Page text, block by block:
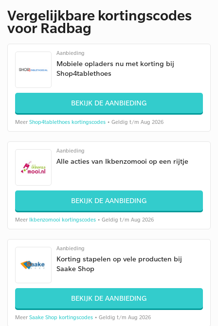
Vergelijkbare kortingscodes
voor Radbag
Aanbieding
Mobiele opladers nu met korting bij
Shop4tablethoes
BEKIJK DE AANBIEDING
Meer Shop4tablethoes kortingscodes • Geldig t/m Aug 2026
Aanbieding
Alle acties van Ikbenzomooi op een rijtje
BEKIJK DE AANBIEDING
Meer Ikbenzomooi kortingscodes • Geldig t/m Aug 2026
Aanbieding
Korting stapelen op vele producten bij
Saake Shop
BEKIJK DE AANBIEDING
Meer Saake Shop kortingscodes • Geldig t/m Aug 2026